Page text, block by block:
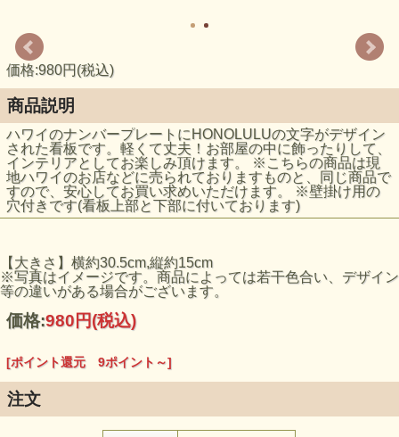
価格:980円(税込)
商品説明
ハワイのナンバープレートにHONOLULUの文字がデザイン
された看板です。軽くて丈夫！お部屋の中に飾ったりして、
インテリアとしてお楽しみ頂けます。 ※こちらの商品は現
地ハワイのお店などに売られておりますものと、同じ商品で
すので、安心してお買い求めいただけます。 ※壁掛け用の
穴付きです(看板上部と下部に付いております)
【大きさ】横約30.5cm,縦約15cm
※写真はイメージです。商品によっては若干色合い、デザイン
等の違いがある場合がございます。
価格:980円(税込)
[ポイント還元 9ポイント～]
注文